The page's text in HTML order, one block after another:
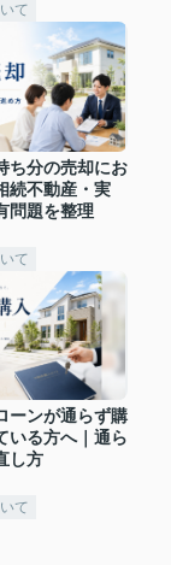
て
ち分の売却にお
続不動産・実
問題を整理
て
ーンが通らず購
いる方へ｜通ら
し方
て